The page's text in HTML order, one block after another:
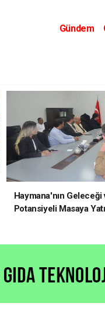
Gündem
Haymana'nın Geleceği
Potansiyeli Masaya